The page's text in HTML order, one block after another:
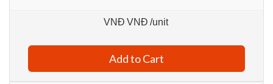
VNĐ VNĐ /unit
Add to Cart